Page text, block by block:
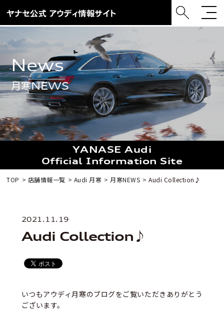
news
月寒NEWS
YANASE Audi
Official Information Site
TOP 店舗情報一覧 Audi 月寒 月寒NEWS Audi Collection♪
2021.11.19
Audi Collection♪
いつもアウディ月寒のブログをご覧いただきありがとう
ございます。